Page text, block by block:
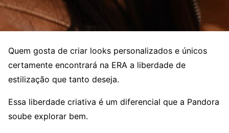
Quem gosta de criar looks personalizados e únicos
certamente encontrará na ERA a liberdade de
estilização que tanto deseja.
Essa liberdade criativa é um diferencial que a Pandora
soube explorar bem.